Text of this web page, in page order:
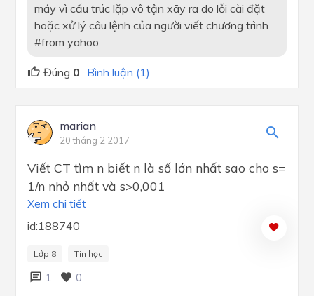
máy vì cấu trúc lặp vô tận xãy ra do lỗi cài đặt
hoặc xử lý câu lệnh của người viết chương trình
#from yahoo
Đúng 0 Bình luận (1)
marian
20 tháng 2 2017
Viết CT tìm n biết n là số lớn nhất sao cho s=
1/n nhỏ nhất và s>0,001
Xem chi tiết
id:188740
Lớp 8 Tin học
1 0